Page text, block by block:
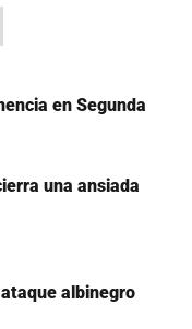
en Segunda
una ansiada
albinegro